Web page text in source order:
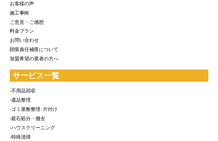
お客様の声
施工事例
ご意見・ご感想
料金プラン
お問い合わせ
賠償責任補償について
加盟希望の業者の方へ
サービス一覧
-不用品回収
-遺品整理
-ゴミ屋敷整理･片付け
-庭石処分・撤去
-ハウスクリーニング
-特殊清掃